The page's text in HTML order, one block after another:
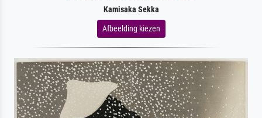
Kamisaka Sekka
Afbeelding kiezen